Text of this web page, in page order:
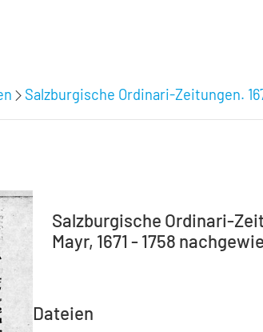
Salzburgische Ordinari-Zeitungen.
Salzburgische Ordinari-
Mayr, 1671 - 1758
Dateien